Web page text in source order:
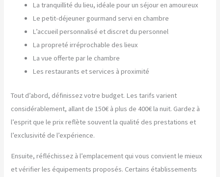
La tranquillité du lieu, idéale pour un séjour en amoureux
Le petit-déjeuner gourmand servi en chambre
L’accueil personnalisé et discret du personnel
La propreté irréprochable des lieux
La vue offerte par le chambre
Les restaurants et services à proximité
Tout d’abord, définissez votre budget. Les tarifs varient
considérablement, allant de 150€ à plus de 400€ la nuit. Gardez à
l’esprit que le prix reflète souvent la qualité des prestations et
l’exclusivité de l’expérience.
Ensuite, réfléchissez à l’emplacement qui vous convient le mieux
et vérifier les équipements proposés. Certains établissements